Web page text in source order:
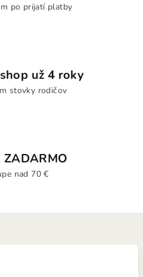
po prijatí platby
už 4 roky
stovky rodičov
nad 70 €